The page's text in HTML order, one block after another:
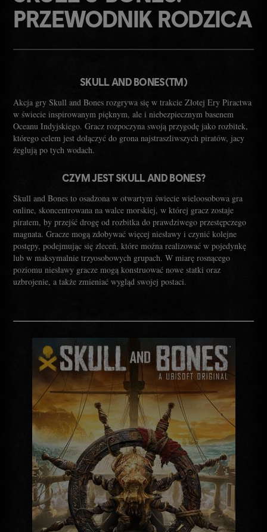
PRZEWODNIK RODZICA
SKULL AND BONES(TM)
Akcja gry Skull and Bones rozgrywa się w trakcie Złotej Ery Piractwa
w świecie inspirowanym pięknym, ale i niebezpiecznym basenem
Oceanu Indyjskiego. Gracz rozpoczyna swoją przygodę jako rozbitek,
którego celem jest dołączyć do grona najstraszliwszych piratów, jacy
żeglują po tych wodach.
CZYM JEST SKULL AND BONES?
Skull and Bones to osadzona w otwartym świecie wieloosobowa gra
online, skoncentrowana na walce morskiej, w której gracz zostaje
piratem, by przejść drogę od rozbitka do prawdziwego przestępczego
magnata. Gracze mogą zdobywać więcej niesławy i czynić kolejne
postępy, podejmując się zleceń, które można realizować w pojedynkę
lub w maksymalnie trzyosobowych grupach. W miarę rosnącego
poziomu niesławy gracze mogą konstruować nowe statki oraz
uzbrojenie, a także zmieniać wygląd swojej postaci.